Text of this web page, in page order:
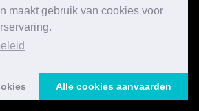
maakt gebruik van cookies voor
Alle cookies aanvaarden
nieuwste